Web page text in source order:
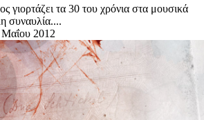
τα 30 του χρόνια στα μουσικά
συναυλία....
2012